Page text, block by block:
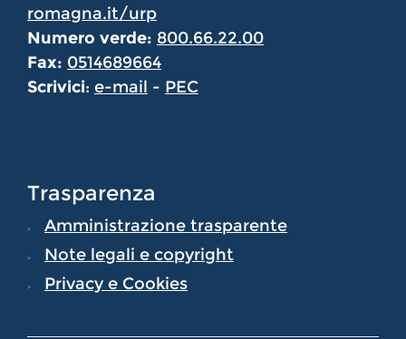
romagna.it/urp
Numero verde: 800.66.22.00
Fax: 0514689664
Scrivici: e-mail - PEC
Trasparenza
Amministrazione trasparente
Note legali e copyright
Privacy e Cookies